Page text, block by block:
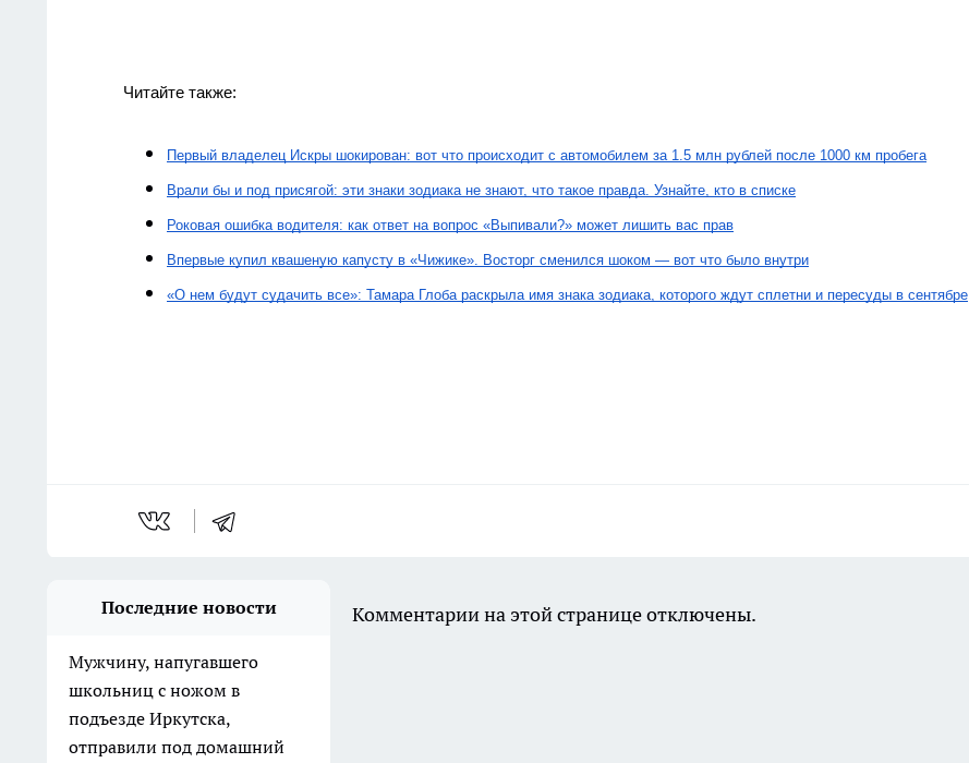
Читайте также:
Первый владелец Искры шокирован: вот что происходит с автомобилем за 1.5 млн рублей после 1000 км пробега
Врали бы и под присягой: эти знаки зодиака не знают, что такое правда. Узнайте, кто в списке
Роковая ошибка водителя: как ответ на вопрос «Выпивали?» может лишить вас прав
Впервые купил квашеную капусту в «Чижике». Восторг сменился шоком — вот что было внутри
«О нем будут судачить все»: Тамара Глоба раскрыла имя знака зодиака, которого ждут сплетни и пересуды в сентябре
Последние новости
Мужчину, напугавшего
школьниц с ножом в
подъезде Иркутска,
отправили под домашний
Комментарии на этой странице отключены.